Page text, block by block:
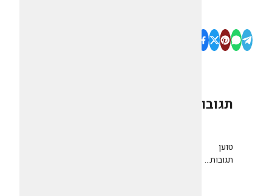
תגובות
טוען
תגובות...